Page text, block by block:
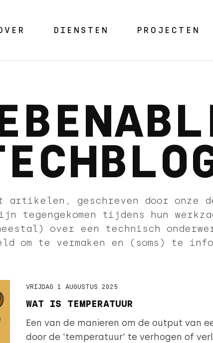
DIENSTEN PROJECTEN
artikelen, geschreven door onze
tegengekomen tijdens hun
over een technisch
om te vermaken en (soms) te
VRIJDAG 1 AUGUSTUS 2025
WAT IS TEMPERATUUR
Een van de manieren om de output van
door de 'temperatuur' te verhogen of verlagen.